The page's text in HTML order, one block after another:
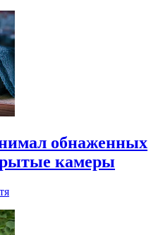
обнаженных
камеры